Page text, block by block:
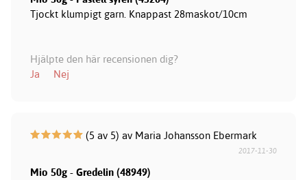
Tjockt klumpigt garn. Knappast 28maskot/10cm
Hjälpte den här recensionen dig?
Ja
Nej
(5 av 5) av Maria Johansson Ebermark
2017-11-30
Mio 50g - Gredelin (48949)